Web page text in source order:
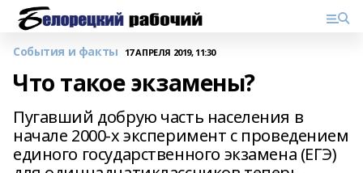
События и факты 17 АПРЕЛЯ 2019, 11:30
Что такое экзамены?
Пугавший добрую часть населения в
начале 2000-х эксперимент с проведением
единого государственного экзамена (ЕГЭ)